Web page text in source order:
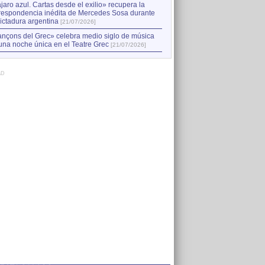
azul. Cartas desde el exilio» recupera la
inédita de Mercedes Sosa durante
argentina [21/07/2026]
del Grec» celebra medio siglo de música
noche única en el Teatre Grec [21/07/2026]